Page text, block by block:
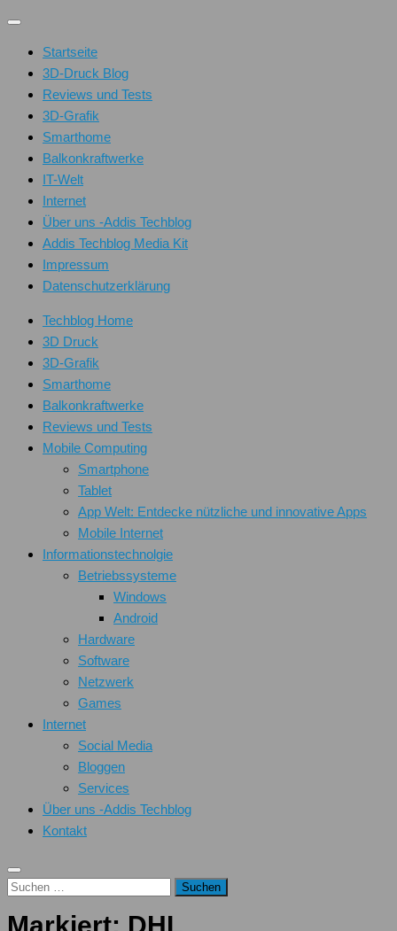
Unter
Inhalt
Startseite
3D-Druck Blog
Reviews und Tests
3D-Grafik
Smarthome
Balkonkraftwerke
IT-Welt
Internet
Über uns -Addis Techblog
Addis Techblog Media Kit
Impressum
Datenschutzerklärung
Techblog Home
3D Druck
3D-Grafik
Smarthome
Balkonkraftwerke
Reviews und Tests
Mobile Computing
Smartphone
Tablet
App Welt: Entdecke nützliche und innovative Apps
Mobile Internet
Informationstechnolgie
Betriebssysteme
Windows
Android
Hardware
Software
Netzwerk
Games
Internet
Social Media
Bloggen
Services
Über uns -Addis Techblog
Kontakt
Suchen